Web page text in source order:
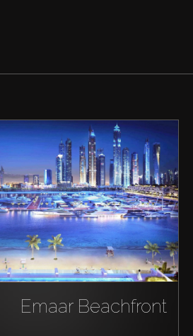
Emaar Beachfront